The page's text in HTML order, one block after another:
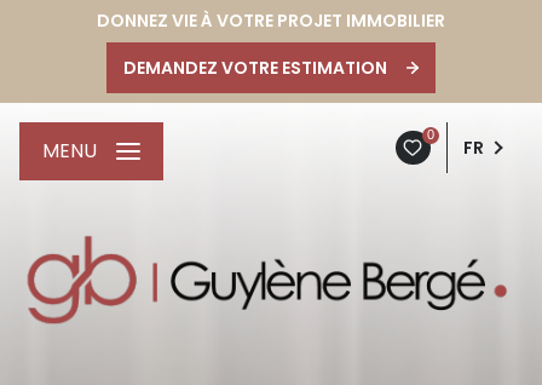
DONNEZ VIE À VOTRE PROJET IMMOBILIER
DEMANDEZ VOTRE ESTIMATION
0
FR
MENU